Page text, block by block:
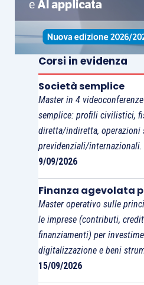
Europa
Nella settimana appena
settorebancarioha
trattative per le quattro
e i piani di
Come riportato da diversi
trattative per l’acquisto
terminate, anche se
un allungamento delle
traUBIe la BCE
diventando sempre più
aumentano le pressioni
Corsi in evidenza
Società semplice
Master in 4
semplice: profili civilistici,
diretta/indiretta, operazioni
previdenziali/internazionali.
9/09/2026
Finanza agevolata
Master operativo sulle
le imprese (contributi,
finanziamenti) per
digitalizzazione e beni
15/09/2026